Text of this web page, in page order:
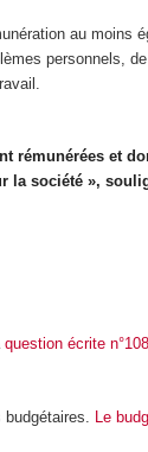
au moins
personnels,
rémunérées et
la société »,
question écrite
Le